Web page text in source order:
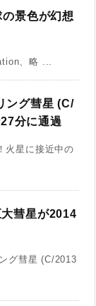
景色が幻想
、略 ...
ング彗星 (C/
分に通過
火星に接近中の
彗星が2014
グ彗星 (C/2013